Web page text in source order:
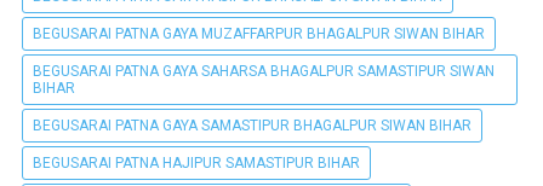
BEGUSARAI PATNA GAYA MUZAFFARPUR BHAGALPUR SIWAN BIHAR
BEGUSARAI PATNA GAYA SAHARSA BHAGALPUR SAMASTIPUR SIWAN
BIHAR
BEGUSARAI PATNA GAYA SAMASTIPUR BHAGALPUR SIWAN BIHAR
BEGUSARAI PATNA HAJIPUR SAMASTIPUR BIHAR